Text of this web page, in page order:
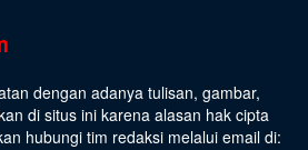
dengan adanya tulisan, gambar,
di situs ini karena alasan hak cipta
hubungi tim redaksi melalui email di: